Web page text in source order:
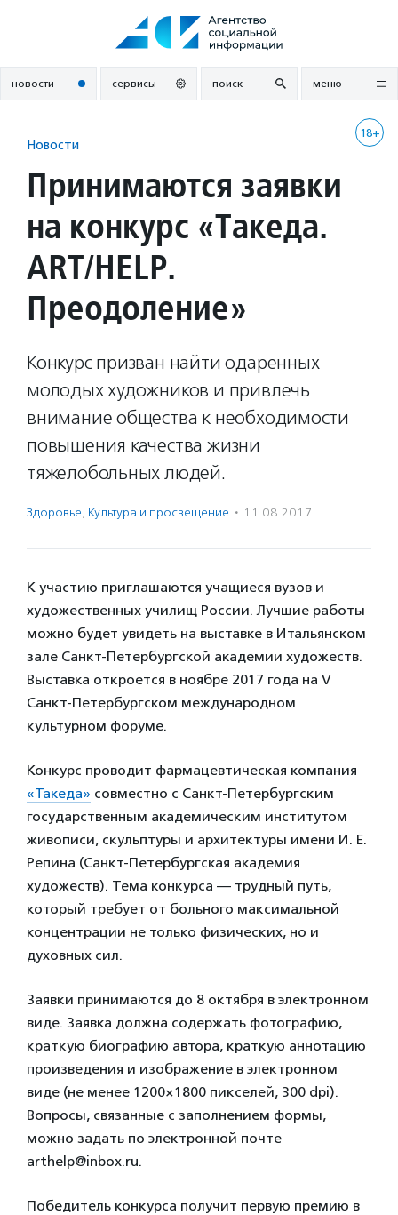
новости сервисы поиск меню
18+
Новости
Принимаются заявки
на конкурс «Такеда.
ART/HELP.
Преодоление»
Конкурс призван найти одаренных
молодых художников и привлечь
внимание общества к необходимости
повышения качества жизни
тяжелобольных людей.
Здоровье, Культура и просвещение · 11.08.2017
К участию приглашаются учащиеся вузов и
художественных училищ России. Лучшие работы
можно будет увидеть на выставке в Итальянском
зале Санкт-Петербургской академии художеств.
Выставка откроется в ноябре 2017 года на V
Санкт-Петербургском международном
культурном форуме.
Конкурс проводит фармацевтическая компания
«Такеда» совместно с Санкт-Петербургским
государственным академическим институтом
живописи, скульптуры и архитектуры имени И. Е.
Репина (Санкт-Петербургская академия
художеств). Тема конкурса — трудный путь,
который требует от больного максимальной
концентрации не только физических, но и
духовных сил.
Заявки принимаются до 8 октября в электронном
виде. Заявка должна содержать фотографию,
краткую биографию автора, краткую аннотацию
произведения и изображение в электронном
виде (не менее 1200×1800 пикселей, 300 dpi).
Вопросы, связанные с заполнением формы,
можно задать по электронной почте
arthelp@inbox.ru.
Победитель конкурса получит первую премию в